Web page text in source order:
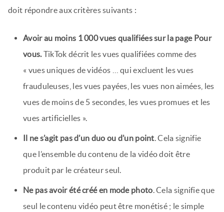
doit répondre aux critères suivants :
Avoir au moins 1 000 vues qualifiées sur la page Pour
vous.TikTok décrit les vues qualifiées comme des
« vues uniques de vidéos … qui excluent les vues
frauduleuses, les vues payées, les vues non aimées, les
vues de moins de 5 secondes, les vues promues et les
vues artificielles ».
Il ne s’agit pas d’un duo ou d’un point. Cela signifie
que l’ensemble du contenu de la vidéo doit être
produit par le créateur seul.
Ne pas avoir été créé en mode photo. Cela signifie que
seul le contenu vidéo peut être monétisé ; le simple